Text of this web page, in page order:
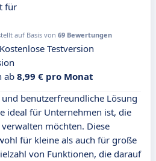
für
auf Basis von 69 Bewertungen
Kostenlose Testversion
ab 8,99 € pro Monat
benutzerfreundliche Lösung
ideal für Unternehmen ist, die
möchten. Diese
für kleine als auch für große
von Funktionen, die darauf